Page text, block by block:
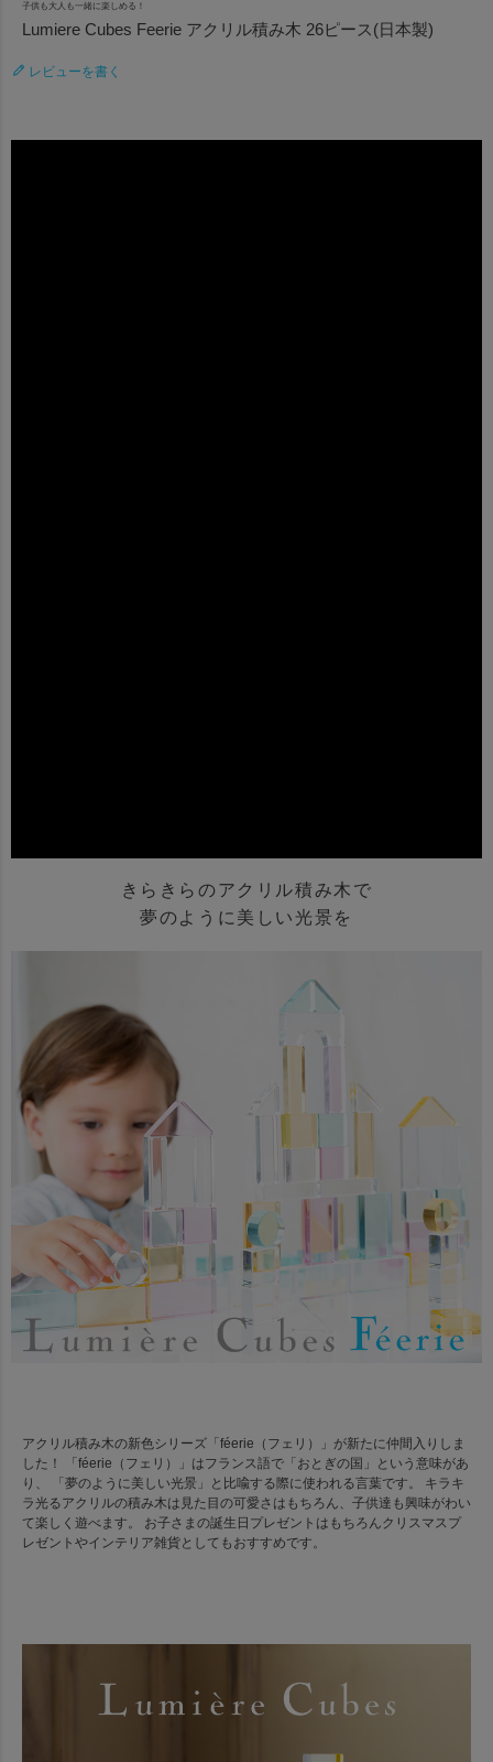
子供も大人も一緒に楽しめる！
Lumiere Cubes Feerie アクリル積み木 26ピース(日本製)
レビューを書く
きらきらのアクリル積み木で
夢のように美しい光景を
アクリル積み木の新色シリーズ「féerie（フェリ）」が新たに仲間入りしま
した！ 「féerie（フェリ）」はフランス語で「おとぎの国」という意味があ
り、 「夢のように美しい光景」と比喩する際に使われる言葉です。 キラキ
ラ光るアクリルの積み木は見た目の可愛さはもちろん、子供達も興味がわい
て楽しく遊べます。 お子さまの誕生日プレゼントはもちろんクリスマスプ
レゼントやインテリア雑貨としてもおすすめです。